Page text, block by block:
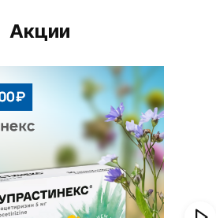
Акции